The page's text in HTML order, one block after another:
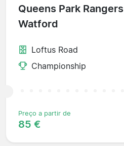
Queens Park Rangers
Watford
Loftus Road
Championship
Preço a partir de
85 €